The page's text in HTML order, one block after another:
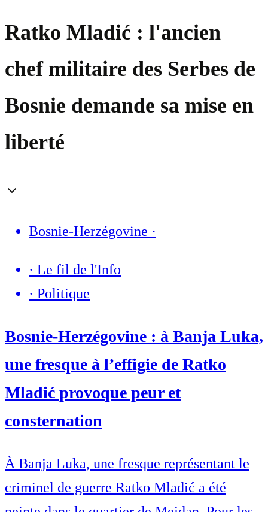
Ratko Mladić : l'ancien
chef militaire des Serbes de
Bosnie demande sa mise en
liberté
Bosnie-Herzégovine ·
· Le fil de l'Info
· Politique
Bosnie-Herzégovine : à Banja Luka,
une fresque à l’effigie de Ratko
Mladić provoque peur et
consternation
À Banja Luka, une fresque représentant le
criminel de guerre Ratko Mladić a été